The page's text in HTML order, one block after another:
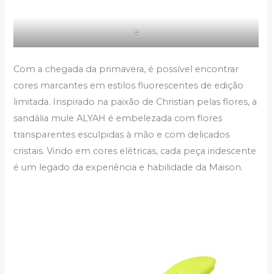
#
Com a chegada da primavera, é possível encontrar
cores marcantes em estilos fluorescentes de edição
limitada. Inspirado na paixão de Christian pelas flores, a
sandália mule ALYAH é embelezada com flores
transparentes esculpidas à mão e com delicados
cristais. Vindo em cores elétricas, cada peça iridescente
é um legado da experiência e habilidade da Maison.